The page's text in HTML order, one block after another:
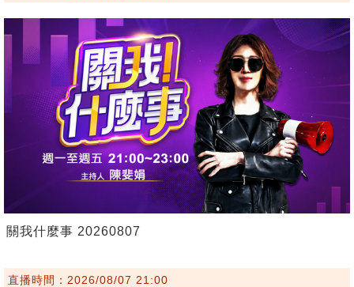
關我什麼事 20260807
直播時間：2026/08/07 21:00